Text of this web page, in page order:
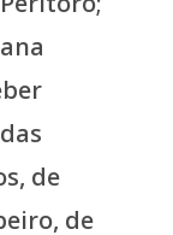
de
de